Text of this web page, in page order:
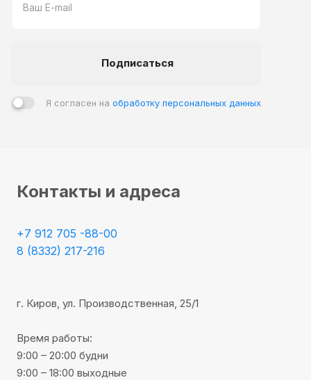
Подписаться
Я согласен на обработку персональных данных
Контакты и адреса
+7 912 705 -88-00
8 (8332) 217-216
г. Киров, ул. Производственная, 25/1
Время работы:
9:00 – 20:00 будни
9:00 – 18:00 выходные